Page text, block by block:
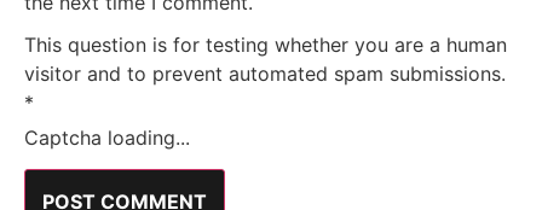
This question is for testing whether you are a human
visitor and to prevent automated spam submissions.
*
Captcha loading...